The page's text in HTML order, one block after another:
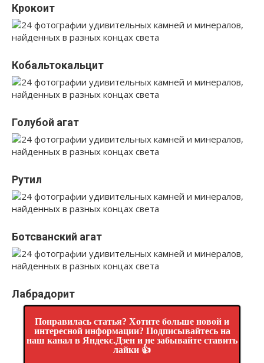
Крокоит
Кобальтокальцит
Голубой агат
Рутил
Ботсванский агат
Лабрадорит
Понравилась статья? Хотите больше новой и
интересной информации? Подписывайтесь на
наш канал в Яндекс.Дзен и не забывайте ставить
лайки 👍